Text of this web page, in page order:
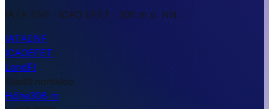
IATA ENF · ICAO EFET · 306 m ü. NN.
IATAENF
ICAOEFET
LandFI
StadtEnontekio
Höhe306 m